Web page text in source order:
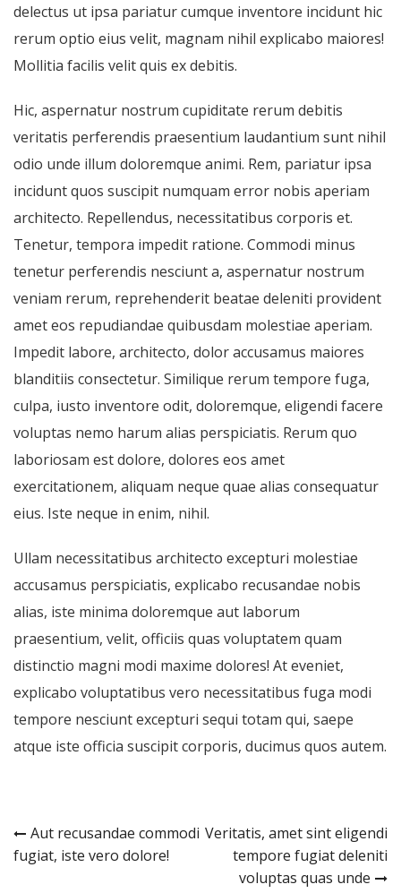
delectus ut ipsa pariatur cumque inventore incidunt hic
rerum optio eius velit, magnam nihil explicabo maiores!
Mollitia facilis velit quis ex debitis.
Hic, aspernatur nostrum cupiditate rerum debitis
veritatis perferendis praesentium laudantium sunt nihil
odio unde illum doloremque animi. Rem, pariatur ipsa
incidunt quos suscipit numquam error nobis aperiam
architecto. Repellendus, necessitatibus corporis et.
Tenetur, tempora impedit ratione. Commodi minus
tenetur perferendis nesciunt a, aspernatur nostrum
veniam rerum, reprehenderit beatae deleniti provident
amet eos repudiandae quibusdam molestiae aperiam.
Impedit labore, architecto, dolor accusamus maiores
blanditiis consectetur. Similique rerum tempore fuga,
culpa, iusto inventore odit, doloremque, eligendi facere
voluptas nemo harum alias perspiciatis. Rerum quo
laboriosam est dolore, dolores eos amet
exercitationem, aliquam neque quae alias consequatur
eius. Iste neque in enim, nihil.
Ullam necessitatibus architecto excepturi molestiae
accusamus perspiciatis, explicabo recusandae nobis
alias, iste minima doloremque aut laborum
praesentium, velit, officiis quas voluptatem quam
distinctio magni modi maxime dolores! At eveniet,
explicabo voluptatibus vero necessitatibus fuga modi
tempore nesciunt excepturi sequi totam qui, saepe
atque iste officia suscipit corporis, ducimus quos autem.
Post
navigation
Aut recusandae commodi
fugiat, iste vero dolore!
Veritatis, amet sint eligendi
tempore fugiat deleniti
voluptas quas unde